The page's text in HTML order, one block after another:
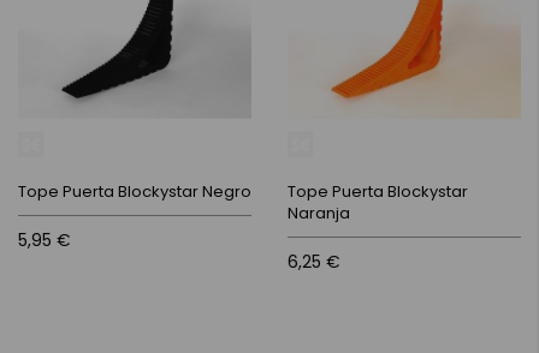
Tope Puerta Blockystar Negro
5,95 €
Tope Puerta Blockystar
Naranja
6,25 €